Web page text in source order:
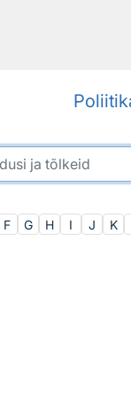
F G H I J K